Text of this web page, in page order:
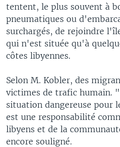
tentent, le plus souvent à
pneumatiques ou
surchargés, de rejoindre
qui n'est située qu'à
côtes libyennes.
Selon M. Kobler, des
victimes de trafic humain.
situation dangereuse pour
est une responsabilité
libyens et de la
encore souligné.